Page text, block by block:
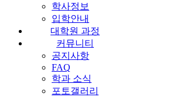
학사정보
입학안내
대학원 과정
커뮤니티
공지사항
FAQ
학과 소식
포토갤러리